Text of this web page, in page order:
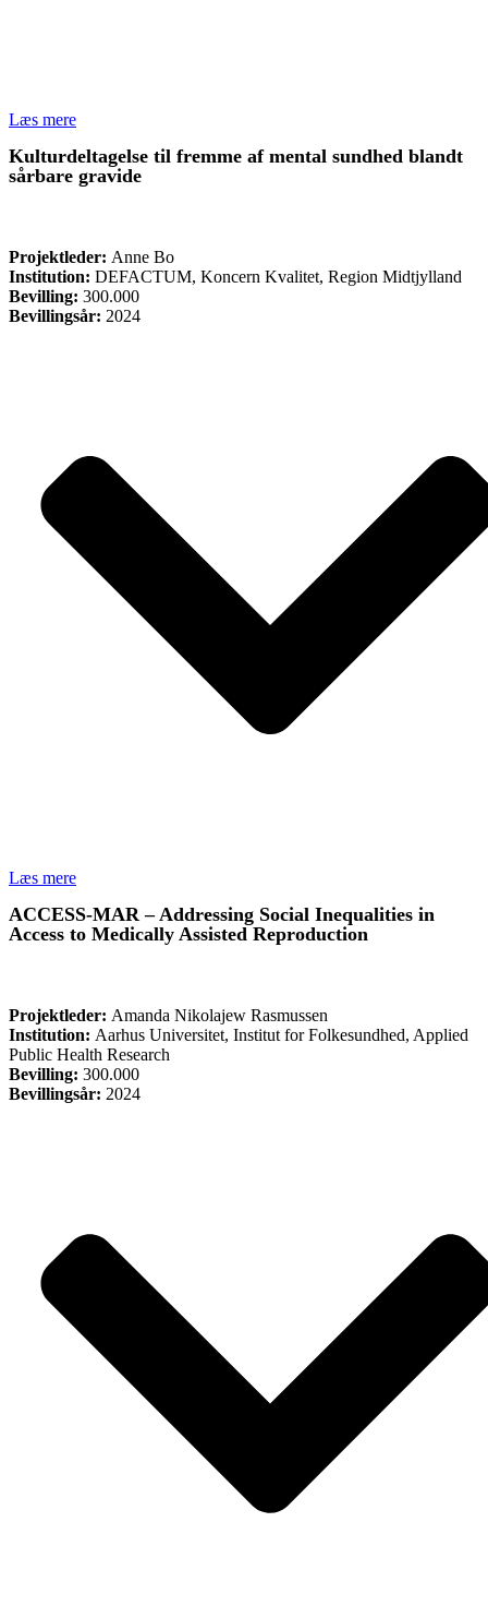
Læs mere
Kulturdeltagelse til fremme af mental sundhed blandt
sårbare gravide
Projektleder: Anne Bo
Institution: DEFACTUM, Koncern Kvalitet, Region Midtjylland
Bevilling: 300.000
Bevillingsår: 2024
Læs mere
ACCESS-MAR – Addressing Social Inequalities in
Access to Medically Assisted Reproduction
Projektleder: Amanda Nikolajew Rasmussen
Institution: Aarhus Universitet, Institut for Folkesundhed, Applied
Public Health Research
Bevilling: 300.000
Bevillingsår: 2024